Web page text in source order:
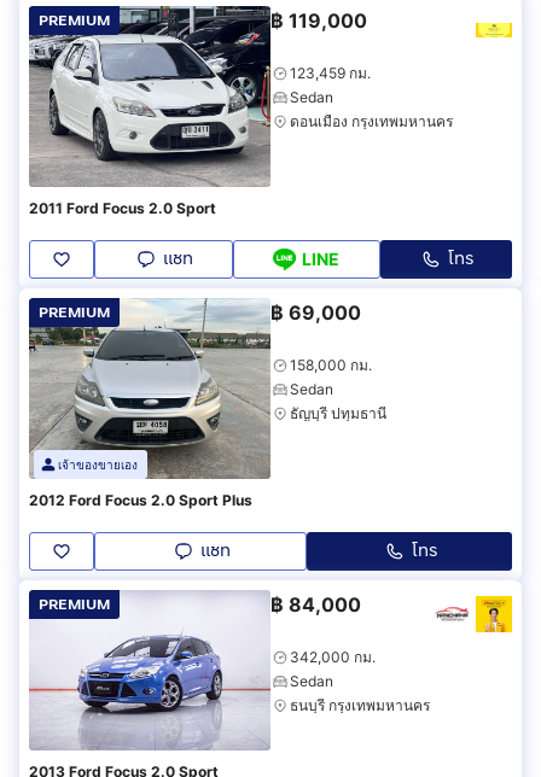
PREMIUM ฿ 119,000
123,459 กม.
Sedan
ดอนเมือง กรุงเทพมหานคร
2011 Ford Focus 2.0 Sport
แชท LINE โทร
PREMIUM
เจ้าของขายเอง
฿ 69,000
158,000 กม.
Sedan
ธัญบุรี ปทุมธานี
2012 Ford Focus 2.0 Sport Plus
แชท โทร
PREMIUM ฿ 84,000
342,000 กม.
Sedan
ธนบุรี กรุงเทพมหานคร
2013 Ford Focus 2.0 Sport